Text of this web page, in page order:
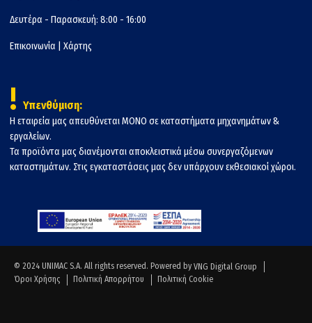
Δευτέρα - Παρασκευή: 8:00 - 16:00
Επικοινωνία Χάρτης
! Υπενθύμιση:
Η εταιρεία μας απευθύνεται ΜΟΝΟ σε καταστήματα μηχανημάτων &
εργαλείων.
Τα προϊόντα μας διανέμονται αποκλειστικά μέσω συνεργαζόμενων
καταστημάτων. Στις εγκαταστάσεις μας δεν υπάρχουν εκθεσιακοί χώροι.
© 2024 UNIMAC S.A. All rights reserved. Powered by VNG Digital Group
Όροι Χρήσης
Πολιτική Απορρήτου Πολιτική Cookie